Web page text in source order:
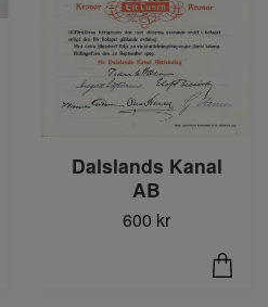
Dalslands Kanal
AB
600 kr